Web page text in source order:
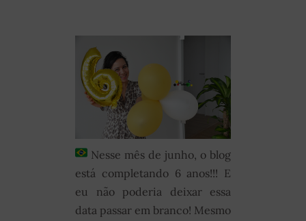
Nesse mês de junho, o blog
está completando 6 anos!!! E
eu não poderia deixar essa
data passar em branco! Mesmo